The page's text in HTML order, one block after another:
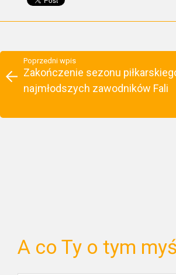
Poprzedni wpis
Zakończenie sezonu
najmłodszych zawodników Fali
A co Ty o tym